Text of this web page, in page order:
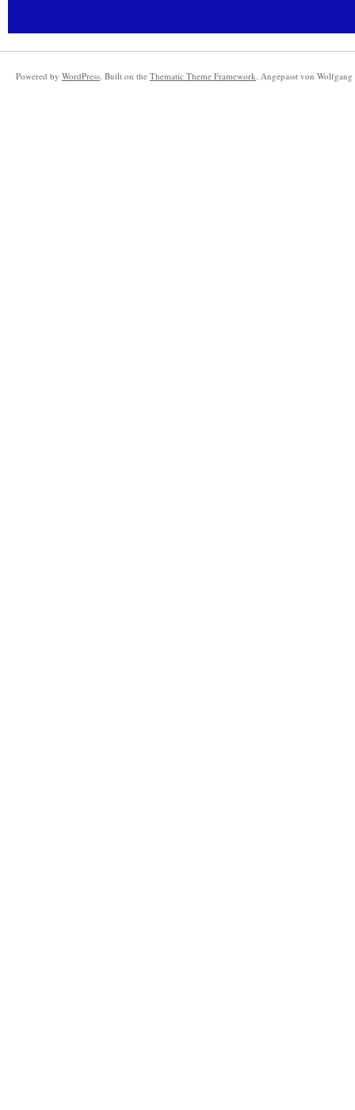
Powered by WordPress. Built on the Thematic Theme Framework. Angepasst von